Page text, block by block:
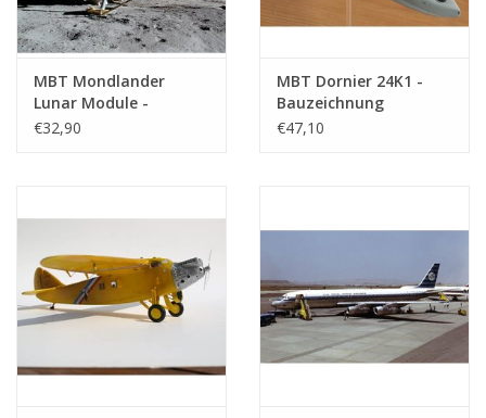
MBT Mondlander
Lunar Module -
Bauzeichnung
€32,90
MBT Dornier 24K1 -
Bauzeichnung
Maßstab 1 : 30
€47,10